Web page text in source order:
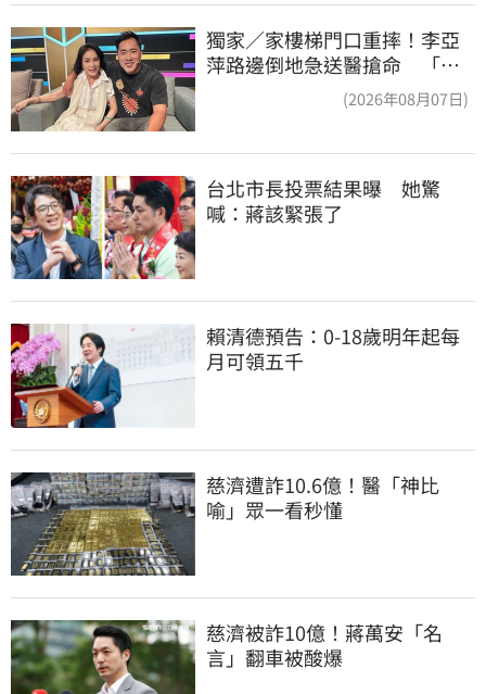
獨家／家樓梯門口重摔！李亞
萍路邊倒地急送醫搶命 「最
(2026年08月07日)
台北市長投票結果曝　她驚
喊：蔣該緊張了
賴清德預告：0-18歲明年起每
月可領五千
慈濟遭詐10.6億！醫「神比
喻」眾一看秒懂
慈濟被詐10億！蔣萬安「名
言」翻車被酸爆